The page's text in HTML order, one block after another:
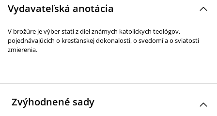
Vydavateľská anotácia
V brožúre je výber statí z diel známych katolíckych teológov,
pojednávajúcich o kresťanskej dokonalosti, o svedomí a o sviatosti
zmierenia.
Zvýhodnené sady